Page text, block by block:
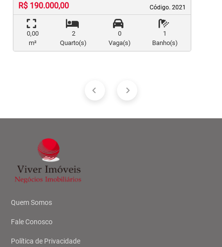
Código. 2021
Código. 2021
R$ 190.000,00
0,00
m²
2
Quarto(s)
0
Vaga(s)
1
Banho(s)
Quem Somos
Fale Conosco
Política de Privacidade